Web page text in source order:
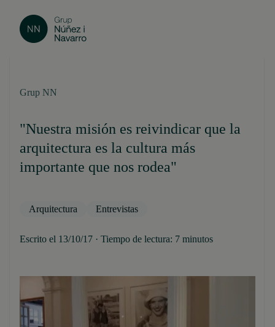
Grup NN
"Nuestra misión es reivindicar que la
arquitectura es la cultura más
importante que nos rodea"
Arquitectura Entrevistas
Escrito el 13/10/17 · Tiempo de lectura: 7 minutos